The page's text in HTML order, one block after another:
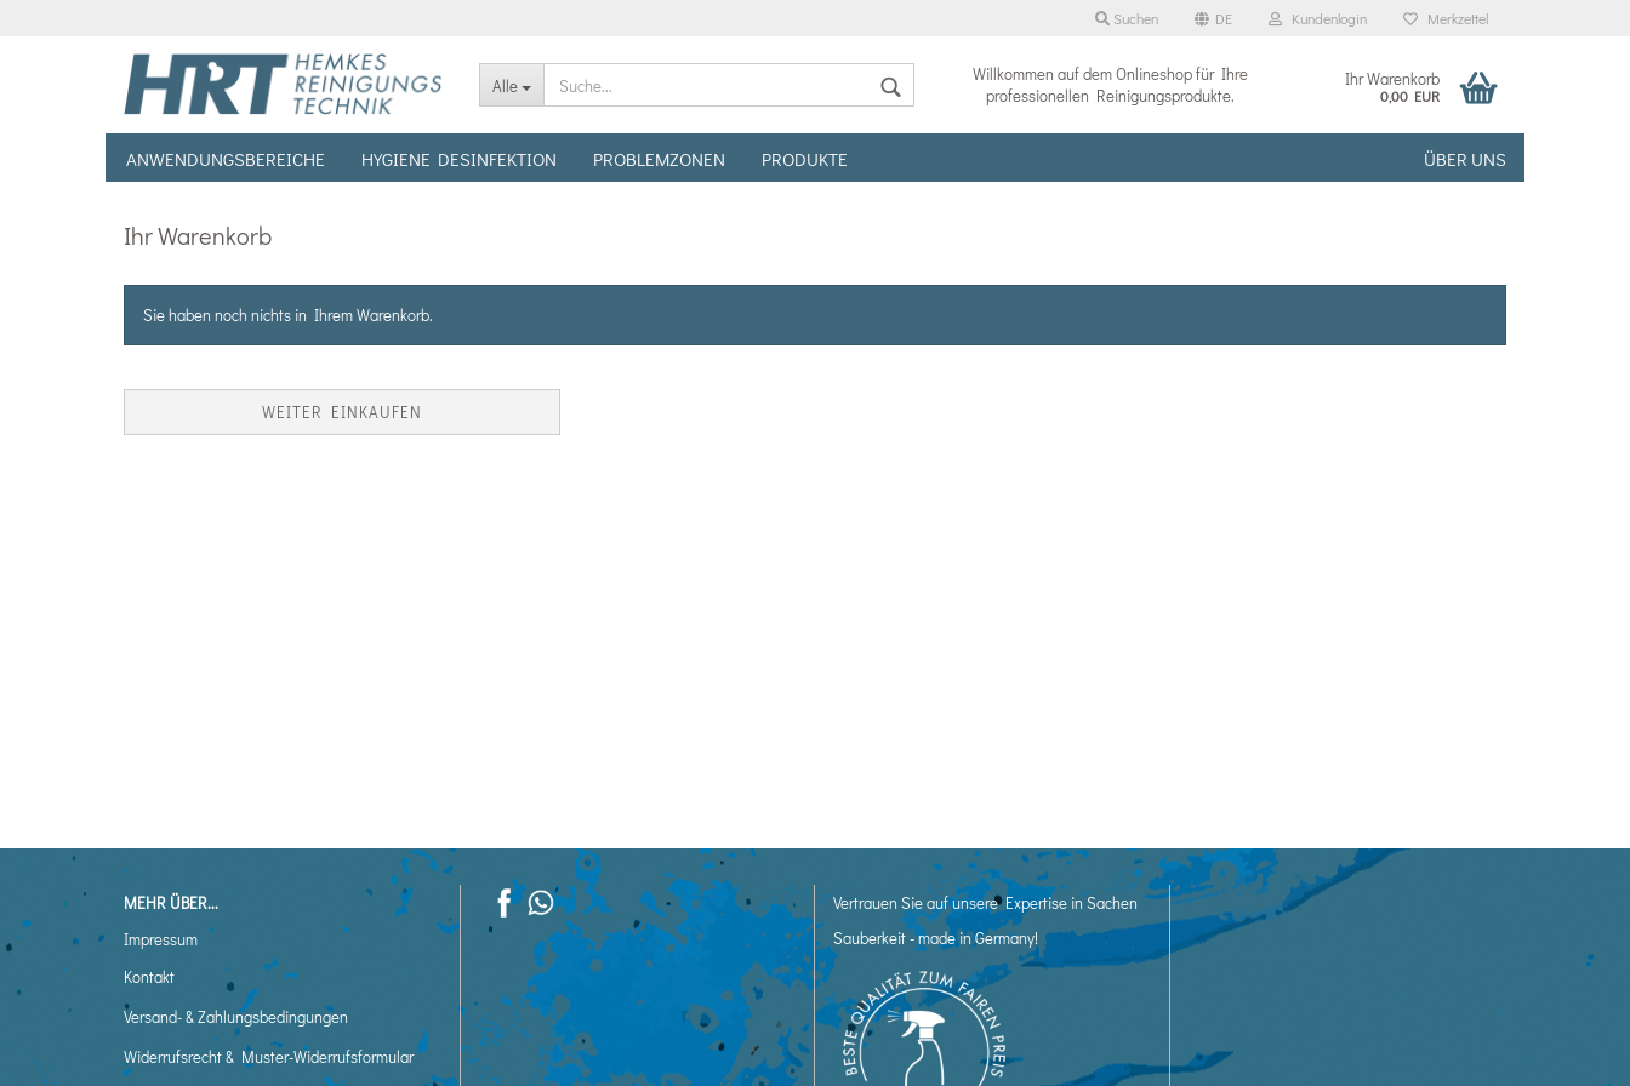
Suchen DE
Sprache auswählen
Kundenlogin Merkzettel
Alle
Willkommen auf dem Onlineshop für Ihre
professionellen Reinigungsprodukte.
Ihr Warenkorb
0,00 EUR
ANWENDUNGSBEREICHE HYGIENE DESINFEKTION PROBLEMZONEN PRODUKTE ÜBER UNS
Ihr Warenkorb
Sie haben noch nichts in Ihrem Warenkorb.
WEITER EINKAUFEN
MEHR ÜBER...
Impressum
Kontakt
Versand- & Zahlungsbedingungen
Widerrufsrecht & Muster-Widerrufsformular
Vertrauen Sie auf unsere Expertise in Sachen
Sauberkeit - made in Germany!